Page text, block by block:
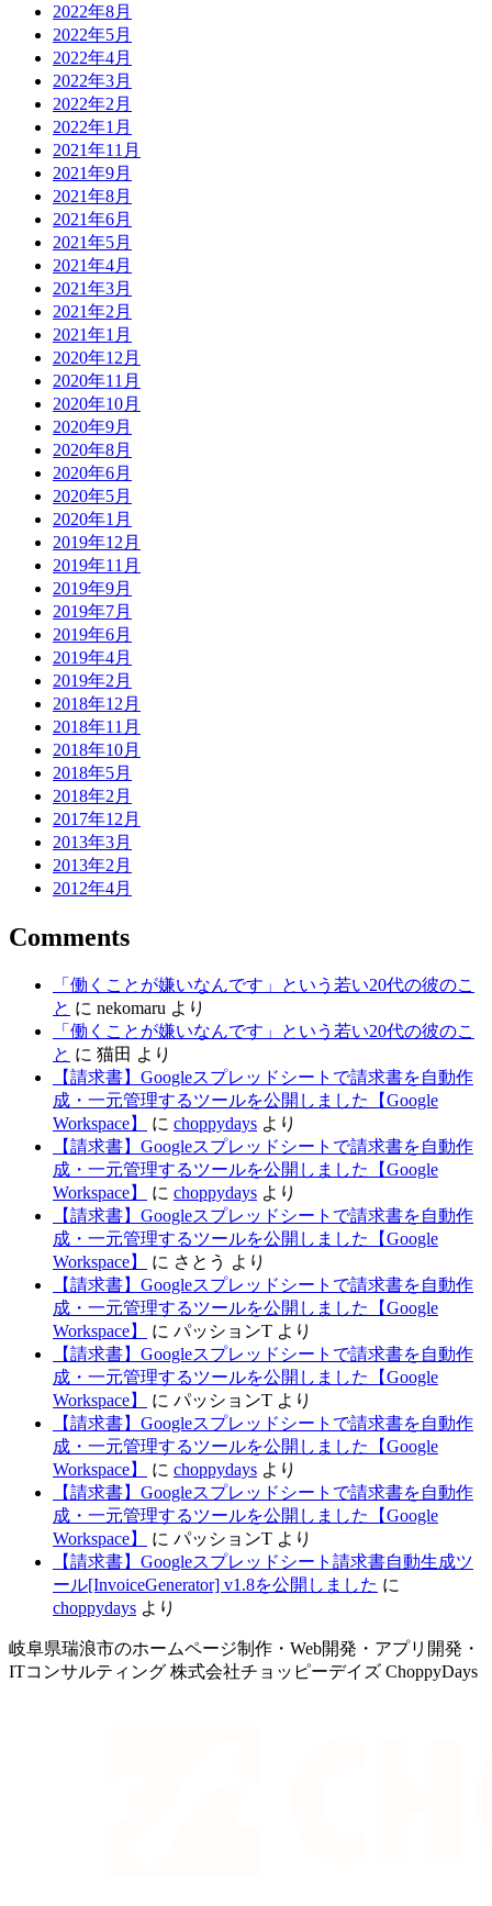
2022年8月
2022年5月
2022年4月
2022年3月
2022年2月
2022年1月
2021年11月
2021年9月
2021年8月
2021年6月
2021年5月
2021年4月
2021年3月
2021年2月
2021年1月
2020年12月
2020年11月
2020年10月
2020年9月
2020年8月
2020年6月
2020年5月
2020年1月
2019年12月
2019年11月
2019年9月
2019年7月
2019年6月
2019年4月
2019年2月
2018年12月
2018年11月
2018年10月
2018年5月
2018年2月
2017年12月
2013年3月
2013年2月
2012年4月
Comments
「働くことが嫌いなんです」という若い20代の彼のこ
と に nekomaru より
「働くことが嫌いなんです」という若い20代の彼のこ
と に 猫田 より
【請求書】Googleスプレッドシートで請求書を自動作
成・一元管理するツールを公開しました【Google
Workspace】
に choppydays より
【請求書】Googleスプレッドシートで請求書を自動作
成・一元管理するツールを公開しました【Google
Workspace】
に choppydays より
【請求書】Googleスプレッドシートで請求書を自動作
成・一元管理するツールを公開しました【Google
Workspace】
に さとう より
【請求書】Googleスプレッドシートで請求書を自動作
成・一元管理するツールを公開しました【Google
Workspace】
に パッションT より
【請求書】Googleスプレッドシートで請求書を自動作
成・一元管理するツールを公開しました【Google
Workspace】
に パッションT より
【請求書】Googleスプレッドシートで請求書を自動作
成・一元管理するツールを公開しました【Google
Workspace】
に choppydays より
【請求書】Googleスプレッドシートで請求書を自動作
成・一元管理するツールを公開しました【Google
Workspace】
に パッションT より
【請求書】Googleスプレッドシート請求書自動生成ツ
ール[InvoiceGenerator] v1.8を公開しました に
choppydays より
岐阜県瑞浪市のホームページ制作・Web開発・アプリ開発・
ITコンサルティング 株式会社チョッピーデイズ ChoppyDays